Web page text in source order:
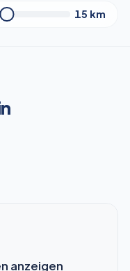
15 km
anzeigen